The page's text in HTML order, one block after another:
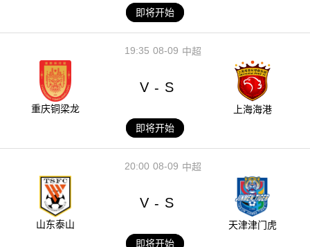
即将开始
08-09
19:35 中超
重庆铜梁龙
V - S
上海海港
即将开始
08-09
20:00 中超
山东泰山
V - S
天津津门虎
即将开始